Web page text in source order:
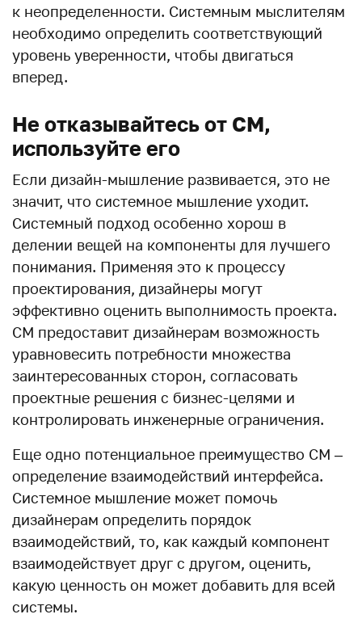
к неопределенности. Системным мыслителям
необходимо определить соответствующий
уровень уверенности, чтобы двигаться
вперед.
Не отказывайтесь от СМ,
используйте его
Если дизайн-мышление развивается, это не
значит, что системное мышление уходит.
Системный подход особенно хорош в
делении вещей на компоненты для лучшего
понимания. Применяя это к процессу
проектирования, дизайнеры могут
эффективно оценить выполнимость проекта.
СМ предоставит дизайнерам возможность
уравновесить потребности множества
заинтересованных сторон, согласовать
проектные решения с бизнес-целями и
контролировать инженерные ограничения.
Еще одно потенциальное преимущество СМ –
определение взаимодействий интерфейса.
Системное мышление может помочь
дизайнерам определить порядок
взаимодействий, то, как каждый компонент
взаимодействует друг с другом, оценить,
какую ценность он может добавить для всей
системы.